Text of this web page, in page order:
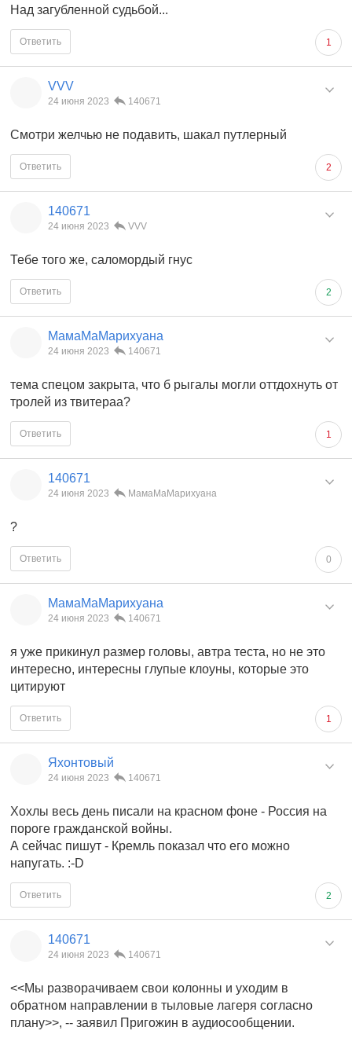
Над загубленной судьбой...
1
Ответить
VVV
24 июня 2023 140671
Смотри желчью не подавить, шакал путлерный
2
Ответить
140671
24 июня 2023 VVV
Тебе того же, саломордый гнус
2
Ответить
МамаМаМарихуана
24 июня 2023 140671
тема спецом закрыта, что б рыгалы могли оттдохнуть от
тролей из твитераа?
1
Ответить
140671
24 июня 2023 МамаМаМарихуана
?
0
Ответить
МамаМаМарихуана
24 июня 2023 140671
я уже прикинул размер головы, автра теста, но не это
интересно, интересны глупые клоуны, которые это
цитируют
1
Ответить
Яхонтовый
24 июня 2023 140671
Хохлы весь день писали на красном фоне - Россия на
пороге гражданской войны.
А сейчас пишут - Кремль показал что его можно
напугать. :-D
2
Ответить
140671
24 июня 2023 140671
<<Мы разворачиваем свои колонны и уходим в
обратном направлении в тыловые лагеря согласно
плану>>, -- заявил Пригожин в аудиосообщении.